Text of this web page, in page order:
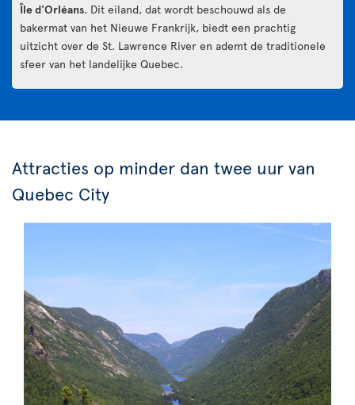
Île d'Orléans. Dit eiland, dat wordt beschouwd als de
bakermat van het Nieuwe Frankrijk, biedt een prachtig
uitzicht over de St. Lawrence River en ademt de traditionele
sfeer van het landelijke Quebec.
Attracties op minder dan twee uur van
Quebec City